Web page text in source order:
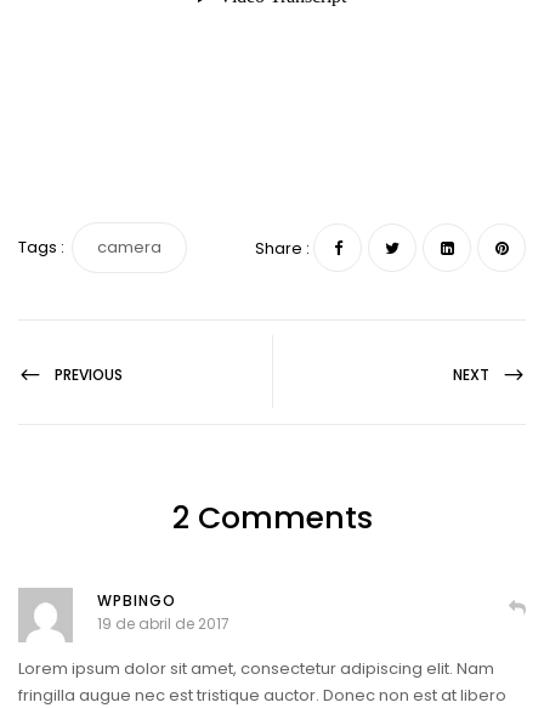
Tags : camera Share :
PREVIOUS NEXT
2 Comments
WPBINGO
19 de abril de 2017
Lorem ipsum dolor sit amet, consectetur adipiscing elit. Nam
fringilla augue nec est tristique auctor. Donec non est at libero